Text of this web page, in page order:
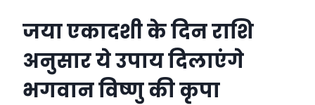
जया एकादशी के दिन राशि
अनुसार ये उपाय दिलाएंगे
भगवान विष्णु की कृपा